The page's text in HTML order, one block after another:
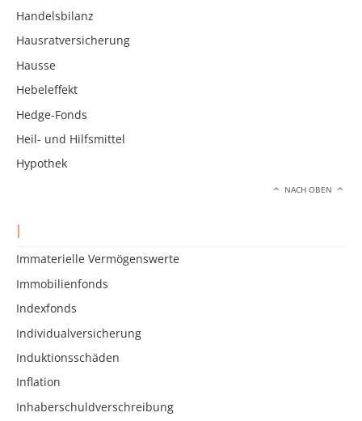
Handelsbilanz
Hausratversicherung
Hausse
Hebeleffekt
Hedge-Fonds
Heil- und Hilfsmittel
Hypothek
NACH OBEN
I
Immaterielle Vermögenswerte
Immobilienfonds
Indexfonds
Individualversicherung
Induktionsschäden
Inflation
Inhaberschuldverschreibung